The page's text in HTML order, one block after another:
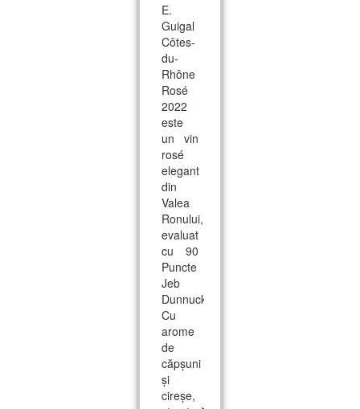
E.
Guigal
Côtes-
du-
Rhône
Rosé
2022
este
un vin
rosé
elegant
din
Valea
Ronului,
evaluat
cu 90
Puncte
Jeb
Dunnuck.
Cu
arome
de
căpșuni
și
cireșe,